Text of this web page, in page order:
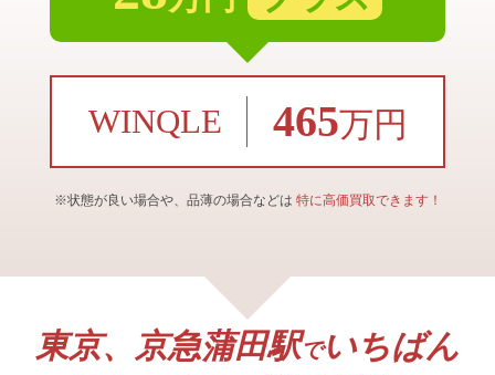
WINQLE 465万円
※状態が良い場合や、品薄の場合などは 特に高価買取できます！
東京、京急蒲田駅でいちばん